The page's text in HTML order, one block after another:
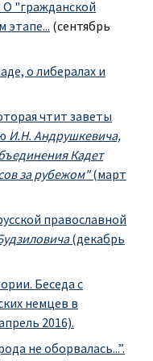
О "гражданской
этапе... (сентябрь
о либералах и
чтит заветы
И.Н. Андрушкевича,
Кадет
за рубежом"(март
православной
(декабрь
Беседа с
немцев в
2016).
не оборвалась...”.